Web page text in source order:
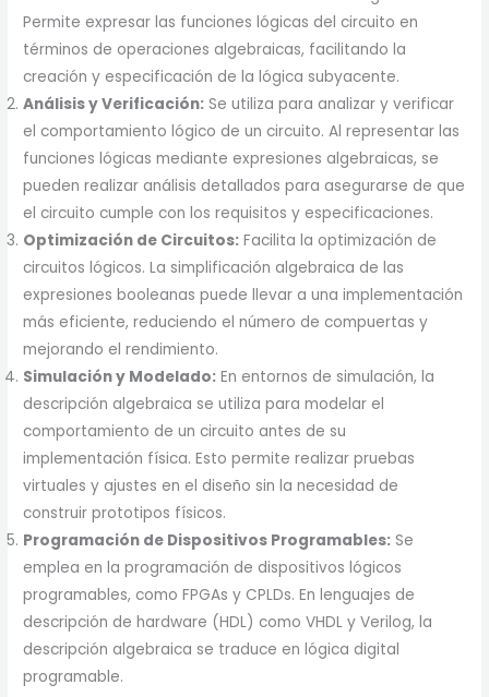
Permite expresar las funciones lógicas del circuito en
términos de operaciones algebraicas, facilitando la
creación y especificación de la lógica subyacente.
Análisis y Verificación: Se utiliza para analizar y verificar
el comportamiento lógico de un circuito. Al representar las
funciones lógicas mediante expresiones algebraicas, se
pueden realizar análisis detallados para asegurarse de que
el circuito cumple con los requisitos y especificaciones.
Optimización de Circuitos: Facilita la optimización de
circuitos lógicos. La simplificación algebraica de las
expresiones booleanas puede llevar a una implementación
más eficiente, reduciendo el número de compuertas y
mejorando el rendimiento.
Simulación y Modelado: En entornos de simulación, la
descripción algebraica se utiliza para modelar el
comportamiento de un circuito antes de su
implementación física. Esto permite realizar pruebas
virtuales y ajustes en el diseño sin la necesidad de
construir prototipos físicos.
Programación de Dispositivos Programables: Se
emplea en la programación de dispositivos lógicos
programables, como FPGAs y CPLDs. En lenguajes de
descripción de hardware (HDL) como VHDL y Verilog, la
descripción algebraica se traduce en lógica digital
programable.